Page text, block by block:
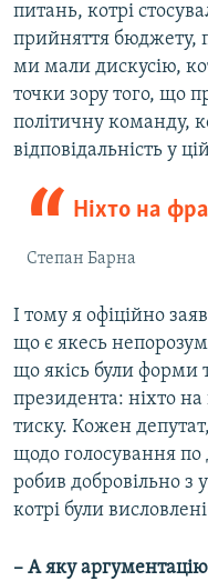
питань, котрі
прийняття бюджету,
ми мали дискусію,
точки зору того, що
політичну команду,
відповідальність у
Ніхто на
Степан Барна
І тому я офіційно
що є якесь
що якісь були форми
президента: ніхто
тиску. Кожен
щодо голосування
робив добровільно з
котрі були
– А яку